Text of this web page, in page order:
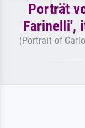
Porträt
Farinelli',
(Portrait of